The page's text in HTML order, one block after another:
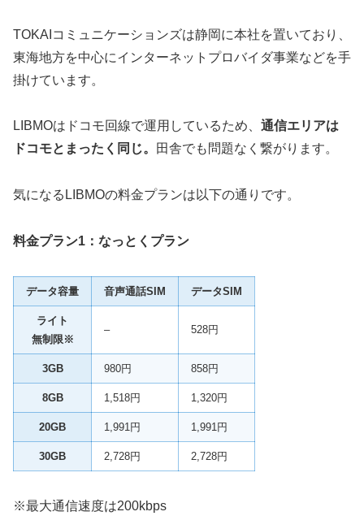
TOKAIコミュニケーションズは静岡に本社を置いており、
東海地方を中心にインターネットプロバイダ事業などを手
掛けています。
LIBMOはドコモ回線で運用しているため、 通信エリアは
ドコモとまったく同じ。
田舎でも問題なく繋がります。
気になるLIBMOの料金プランは以下の通りです。
料金プラン1：なっとくプラン
データ容量 音声通話SIM データSIM
ライト
無制限※
– 528円
3GB 980円 858円
8GB 1,518円 1,320円
20GB 1,991円 1,991円
30GB 2,728円 2,728円
※最大通信速度は200kbps